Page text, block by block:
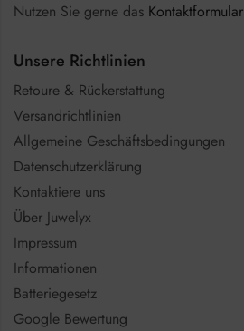
Nutzen Sie gerne das Kontaktformular
Unsere Richtlinien
Retoure & Rückerstattung
Versandrichtlinien
Allgemeine Geschäftsbedingungen
Datenschutzerklärung
Kontaktiere uns
Über Juwelyx
Impressum
Informationen
Batteriegesetz
Google Bewertung